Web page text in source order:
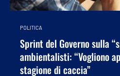
POLITICA
Sprint del Governo sulla
ambientalisti: “Vogliono
stagione di caccia”